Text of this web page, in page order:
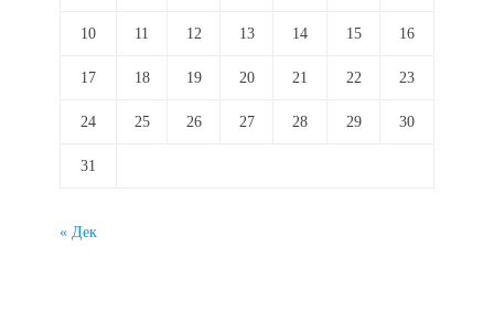
10 11 12 13 14 15 16
17 18 19 20 21 22 23
24 25 26 27 28 29 30
31
« Дек